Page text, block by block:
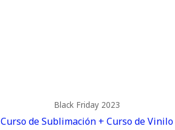
Black Friday 2023
Curso de Sublimación + Curso de Vinilo